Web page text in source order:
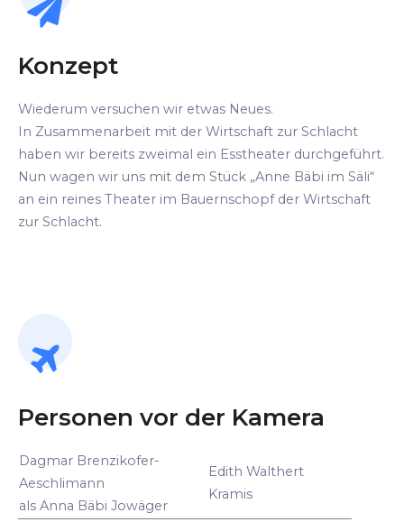
Konzept
Wiederum versuchen wir etwas Neues.
In Zusammenarbeit mit der Wirtschaft zur Schlacht
haben wir bereits zweimal ein Esstheater durchgeführt.
Nun wagen wir uns mit dem Stück „Anne Bäbi im Säli“
an ein reines Theater im Bauernschopf der Wirtschaft
zur Schlacht.
Personen vor der Kamera
Dagmar Brenzikofer-
Aeschlimann
als Anna Bäbi Jowäger
Edith Walthert
Kramis